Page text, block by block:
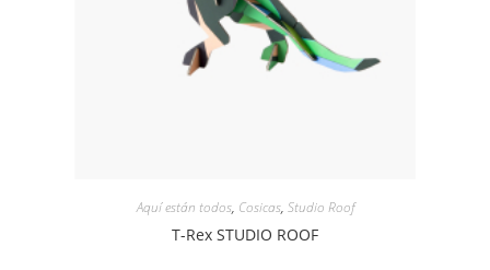
Aquí están todos, Cosicas, Studio Roof
T-Rex STUDIO ROOF